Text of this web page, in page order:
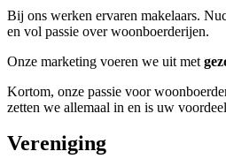
Bij ons werken ervaren makelaars.
en vol passie over woonboerderijen.
Onze marketing voeren we uit met
Kortom, onze passie voor
zetten we allemaal in en is uw
Heeft u een woonboerderij of
wij:dé makelaar voor de verkoop
Vereniging